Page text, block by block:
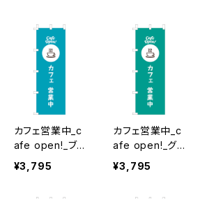
カフェ営業中_c
afe open!_ブル
ー のぼり旗
¥3,795
カフェ営業中_c
afe open!_グリ
ーン のぼり旗
¥3,795